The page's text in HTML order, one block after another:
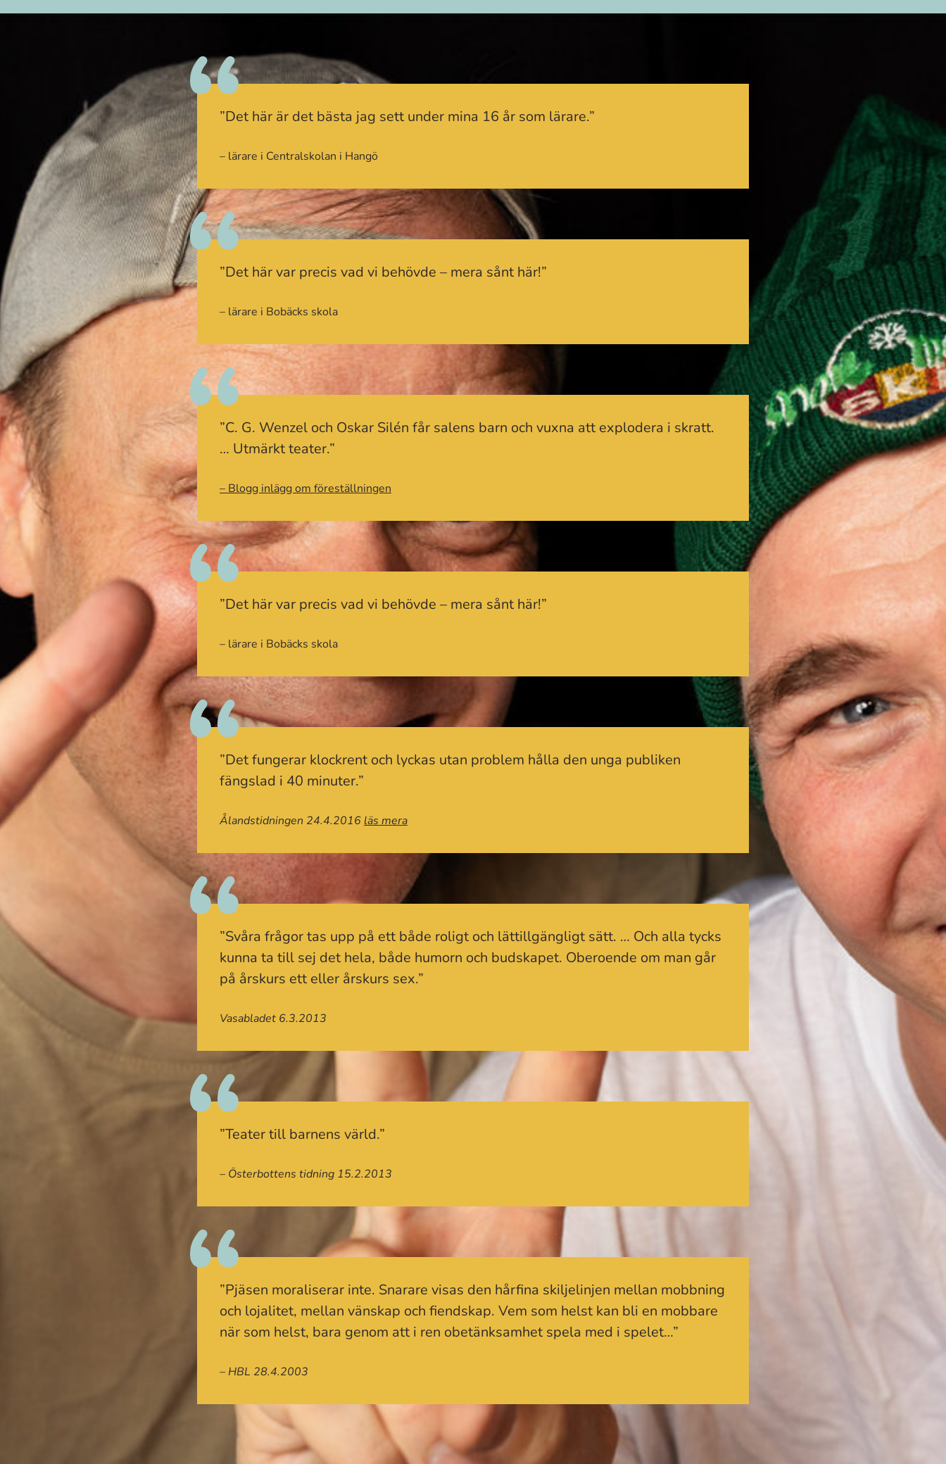
”Det här är det bästa jag sett under mina 16 år som lärare.”
– lärare i Centralskolan i Hangö
”Det här var precis vad vi behövde – mera sånt här!”
– lärare i Bobäcks skola
”C. G. Wenzel och Oskar Silén får salens barn och vuxna att explodera i skratt.
… Utmärkt teater.”
– Blogg inlägg om föreställningen
”Det här var precis vad vi behövde – mera sånt här!”
– lärare i Bobäcks skola
”Det fungerar klockrent och lyckas utan problem hålla den unga publiken
fängslad i 40 minuter.”
Ålandstidningen 24.4.2016 läs mera
”Svåra frågor tas upp på ett både roligt och lättillgängligt sätt. … Och alla tycks
kunna ta till sej det hela, både humorn och budskapet. Oberoende om man går
på årskurs ett eller årskurs sex.”
Vasabladet 6.3.2013
”Teater till barnens värld.”
– Österbottens tidning 15.2.2013
”Pjäsen moraliserar inte. Snarare visas den hårfina skiljelinjen mellan mobbning
och lojalitet, mellan vänskap och fiendskap. Vem som helst kan bli en mobbare
när som helst, bara genom att i ren obetänksamhet spela med i spelet…”
– HBL 28.4.2003